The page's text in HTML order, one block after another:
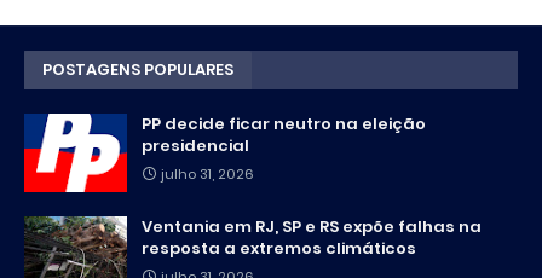
POSTAGENS POPULARES
PP decide ficar neutro na eleição
presidencial
julho 31, 2026
Ventania em RJ, SP e RS expõe falhas na
resposta a extremos climáticos